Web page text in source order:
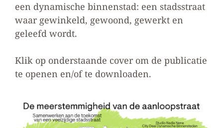
een dynamische binnenstad: een stadsstraat
waar gewinkeld, gewoond, gewerkt en
geleefd wordt.
Klik op onderstaande cover om de publicatie
te openen en/of te downloaden.